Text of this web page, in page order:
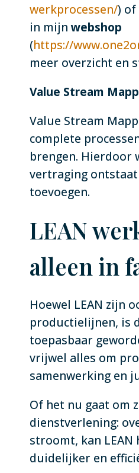
werkprocessen/) of
in mijnwebshop
(https://
meer overzicht en
Value Stream
Value Stream
complete
brengen. Hierdoor
vertraging ontstaat
toevoegen.
LEAN
alleen in
Hoewel LEAN zijn
productielijnen, is
toepasbaar
vrijwel alles om
samenwerking en
Of het nu gaat om
dienstverlening:
stroomt, kan
duidelijker en